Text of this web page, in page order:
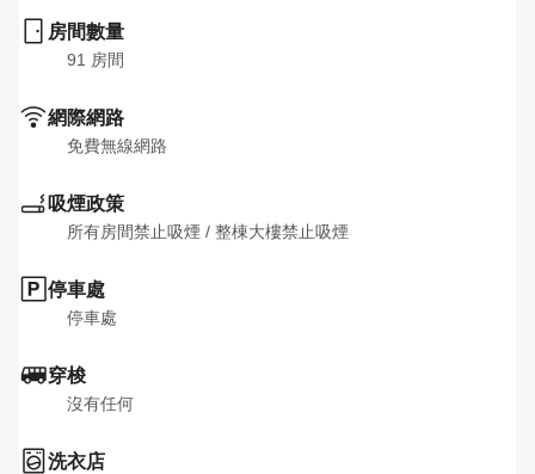
房間數量
91 房間
網際網路
免費無線網路
吸煙政策
所有房間禁止吸煙 / 整棟大樓禁止吸煙
停車處
停車處
穿梭
沒有任何
洗衣店